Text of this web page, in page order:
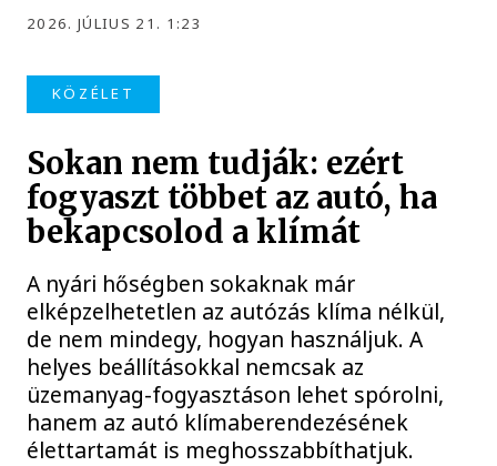
2026. JÚLIUS 21. 1:23
KÖZÉLET
Sokan nem tudják: ezért
fogyaszt többet az autó, ha
bekapcsolod a klímát
A nyári hőségben sokaknak már
elképzelhetetlen az autózás klíma nélkül,
de nem mindegy, hogyan használjuk. A
helyes beállításokkal nemcsak az
üzemanyag-fogyasztáson lehet spórolni,
hanem az autó klímaberendezésének
élettartamát is meghosszabbíthatjuk.